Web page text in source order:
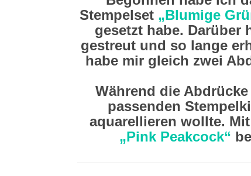
Stempelset „Blumige
gesetzt habe. Darüber
gestreut und so lange
habe mir gleich zwei
Während die
passenden
aquarellieren wollte.
„Pink Peakcock“